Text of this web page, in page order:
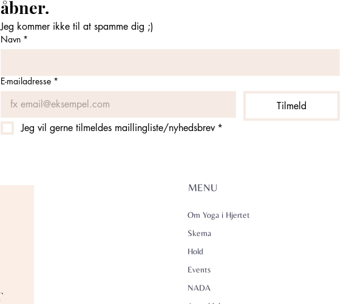
Jeg kommer ikke til at spamme dig ;)
Navn *
E-mailadresse *
Tilmeld
Jeg vil gerne tilmeldes maillingliste/nyhedsbrev *
MENU
Om Yoga i Hjertet
Skema
Hold
Events
NADA